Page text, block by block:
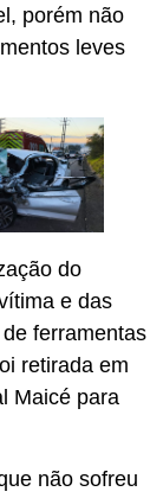
porém não
leves
do
e das
ferramentas
retirada em
Maicé para
não sofreu